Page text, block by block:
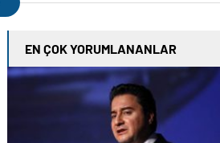
EN ÇOK YORUMLANANLAR